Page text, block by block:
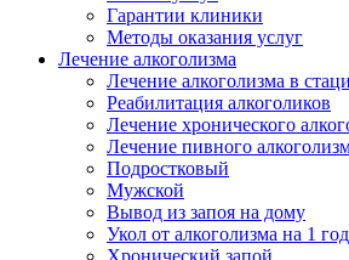
Гарантии клиники
Методы оказания услуг
Лечение алкоголизма
Лечение алкоголизма в
Реабилитация алкоголиков
Лечение хронического
Лечение пивного
Подростковый
Мужской
Вывод из запоя на дому
Укол от алкоголизма на 1 год
Хронический запой